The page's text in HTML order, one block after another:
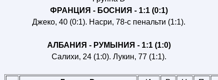
ФРАНЦИЯ - БОСНИЯ - 1:1 (0:1)
Джеко, 40 (0:1). Насри, 78-с пенальти (1:1).
АЛБАНИЯ - РУМЫНИЯ - 1:1 (1:0)
Салихи, 24 (1:0). Лукин, 77 (1:1).